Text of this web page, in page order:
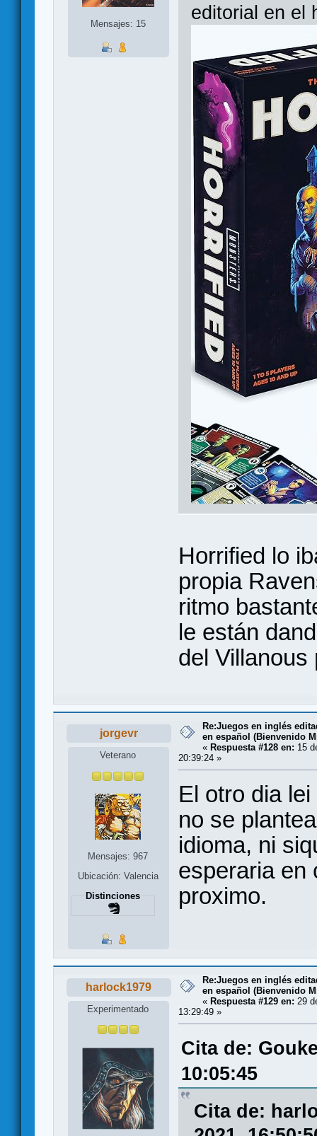
Mensajes: 15
editorial en el
Horrified lo
propia
ritmo
le están
del Villanous
jorgevr
Veterano
Mensajes: 967
Ubicación: Valencia
Distinciones
Re:Juegos en inglés
en español (Bienvenido
« Respuesta #128 en: 15
20:39:24 »
El otro dia
no se
idioma, ni
esperaria en
proximo.
harlock1979
Experimentado
Re:Juegos en inglés
en español (Bienvenido
« Respuesta #129 en: 29
13:29:49 »
Cita de:
10:05:45
Cita de: